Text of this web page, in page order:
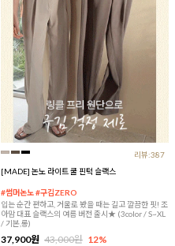
리뷰:387
[MADE] 논노 라이트 쿨 핀턱 슬랙스
#썸머논노 #구김ZERO
입는 순간 편하고, 거울로 봤을 때는 길고 깔끔한 핏! 조
아맘 대표 슬랙스의 여름 버전 출시★ (3color / S~XL
/ 기본,롱)
37,900원 43,000원 12%